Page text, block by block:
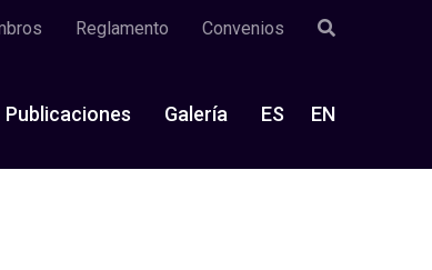
Reglamento Convenios
Publicaciones Galería ES EN